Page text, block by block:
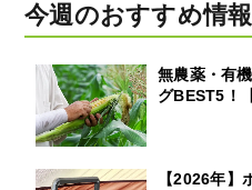
今週のおすすめ情報
無農薬・有
グBEST5！
【2026年】